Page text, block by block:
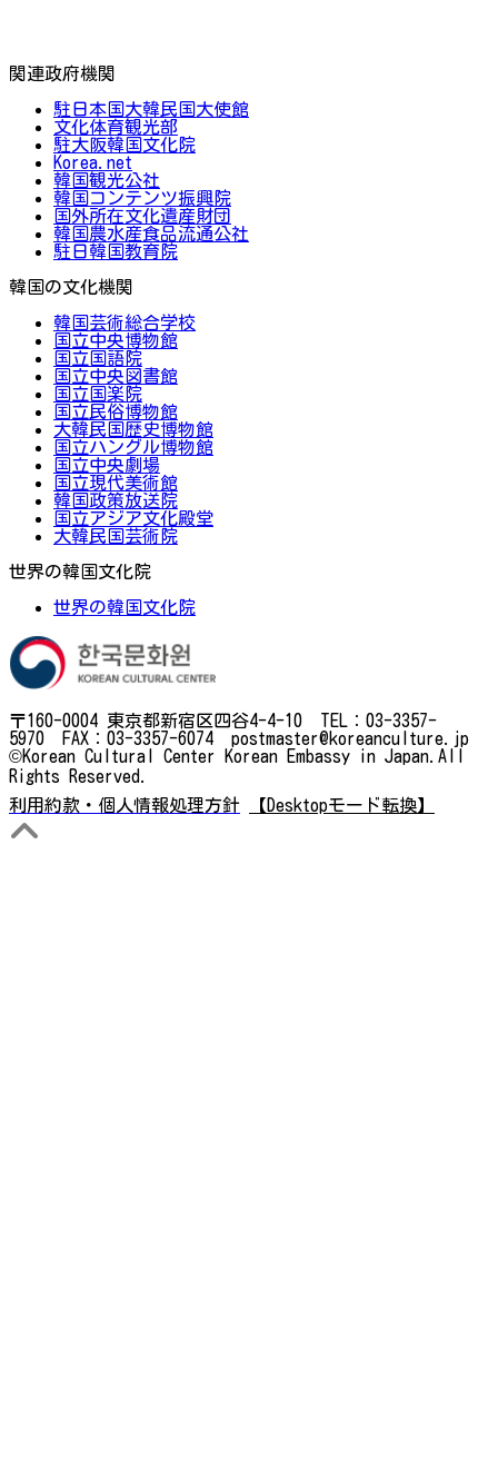
関連政府機関
駐日本国大韓民国大使館
文化体育観光部
駐大阪韓国文化院
Korea.net
韓国観光公社
韓国コンテンツ振興院
国外所在文化遺産財団
韓国農水産食品流通公社
駐日韓国教育院
韓国の文化機関
韓国芸術総合学校
国立中央博物館
国立国語院
国立中央図書館
国立国楽院
国立民俗博物館
大韓民国歴史博物館
国立ハングル博物館
国立中央劇場
国立現代美術館
韓国政策放送院
国立アジア文化殿堂
大韓民国芸術院
世界の韓国文化院
世界の韓国文化院
〒160-0004 東京都新宿区四谷4-4-10 TEL：03-3357-
5970 FAX：03-3357-6074 postmaster@koreanculture.jp
©Korean Cultural Center Korean Embassy in Japan.All
Rights Reserved.
利用約款・個人情報処理方針
【Desktopモード転換】